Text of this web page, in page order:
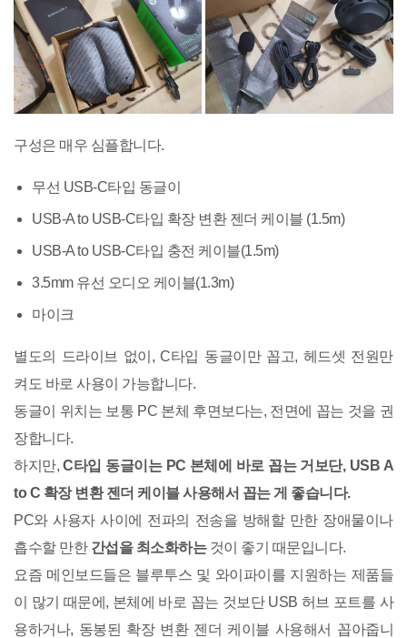
구성은 매우 심플합니다.
무선 USB-C타입 동글이
USB-A to USB-C타입 확장 변환 젠더 케이블 (1.5m)
USB-A to USB-C타입 충전 케이블(1.5m)
3.5mm 유선 오디오 케이블(1.3m)
마이크
별도의 드라이브 없이, C타입 동글이만 꼽고, 헤드셋 전원만
켜도 바로 사용이 가능합니다.
동글이 위치는 보통 PC 본체 후면보다는, 전면에 꼽는 것을 권
장합니다.
하지만,C타입 동글이는 PC 본체에 바로 꼽는 거보단, USB A
to C 확장 변환 젠더 케이블 사용해서 꼽는 게 좋습니다.
PC와 사용자 사이에 전파의 전송을 방해할 만한 장애물이나
흡수할 만한 간섭을 최소화하는것이 좋기 때문입니다.
요즘 메인보드들은 블루투스 및 와이파이를 지원하는 제품들
이 많기 때문에, 본체에 바로 꼽는 것보단 USB 허브 포트를 사
용하거나, 동봉된 확장 변환 젠더 케이블 사용해서 꼽아줍니